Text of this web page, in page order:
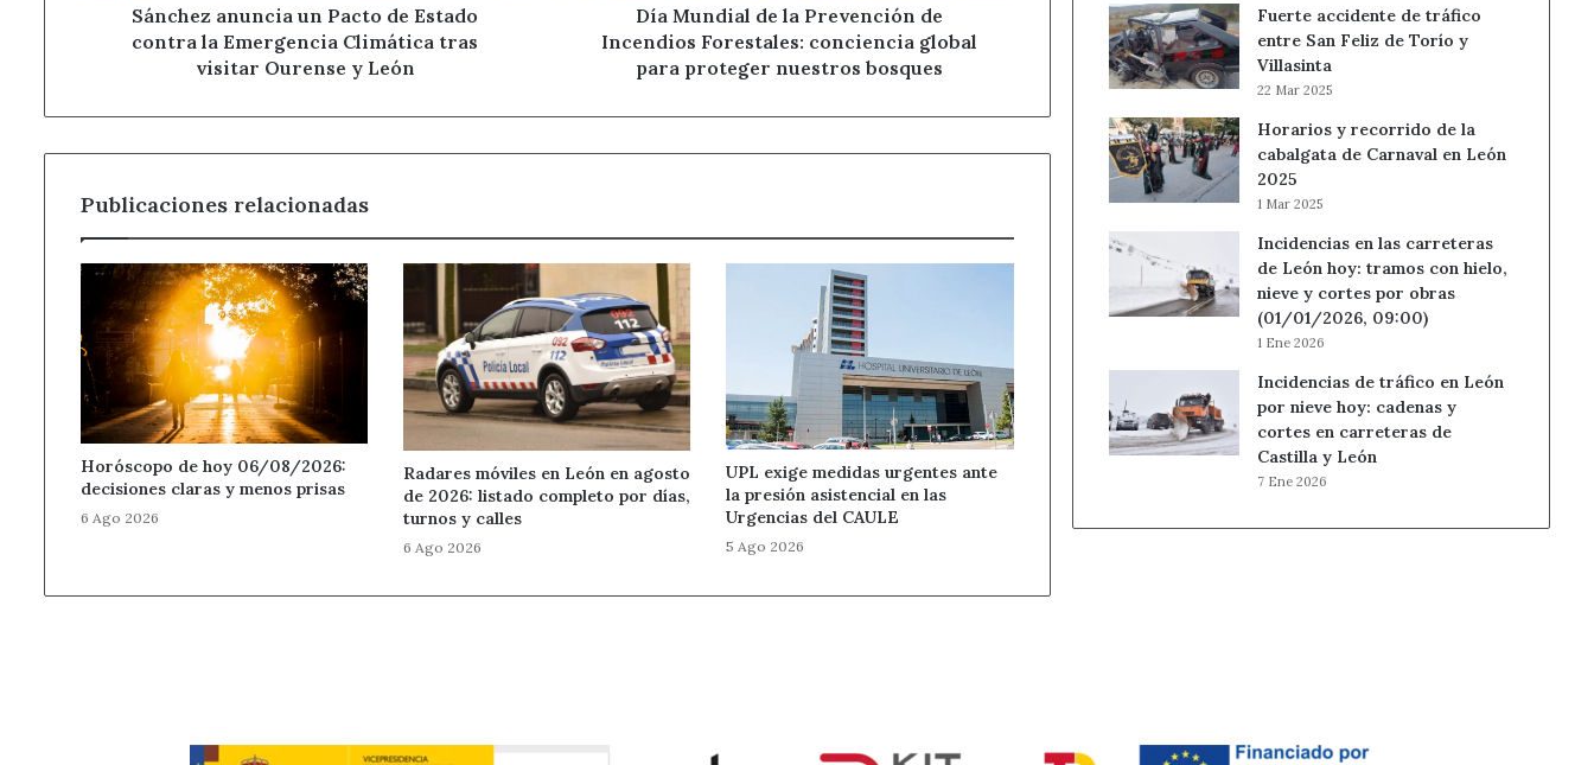
Climática
y
Sánchez anuncia un Pacto de Estado
contra la Emergencia Climática tras
visitar Ourense y León
bosques
Día Mundial de la Prevención de
Incendios Forestales: conciencia global
para proteger nuestros bosques
Publicaciones relacionadas
Horóscopo de hoy 06/08/2026:
decisiones claras y menos prisas
6 Ago 2026
Radares móviles en León en agosto
de 2026: listado completo por días,
turnos y calles
6 Ago 2026
UPL exige medidas urgentes ante
la presión asistencial en las
Urgencias del CAULE
5 Ago 2026
Fuerte accidente de tráfico
entre San Feliz de Torío y
Villasinta
22 Mar 2025
Horarios y recorrido de la
cabalgata de Carnaval en León
2025
1 Mar 2025
Incidencias en las carreteras
de León hoy: tramos con hielo,
nieve y cortes por obras
(01/01/2026, 09:00)
1 Ene 2026
Incidencias de tráfico en León
por nieve hoy: cadenas y
cortes en carreteras de
Castilla y León
7 Ene 2026